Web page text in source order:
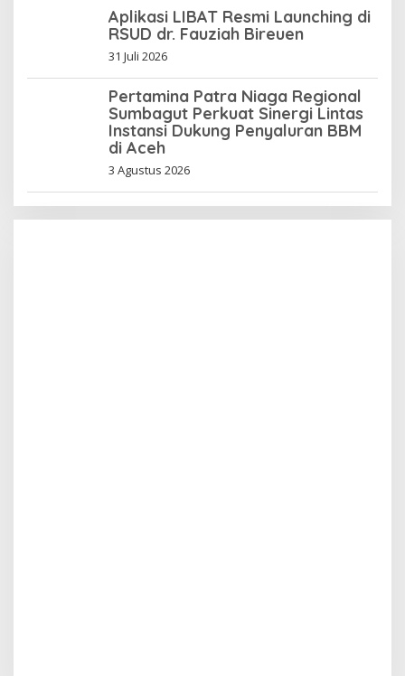
Aplikasi LIBAT Resmi Launching di
RSUD dr. Fauziah Bireuen
31 Juli 2026
Pertamina Patra Niaga Regional
Sumbagut Perkuat Sinergi Lintas
Instansi Dukung Penyaluran BBM
di Aceh
3 Agustus 2026